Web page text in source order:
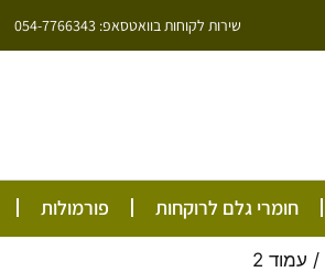
שירות לקוחות בוואטסאפ: 054-7766343
חומרי גלם לרוקחות פורמולות
/ עמוד 2